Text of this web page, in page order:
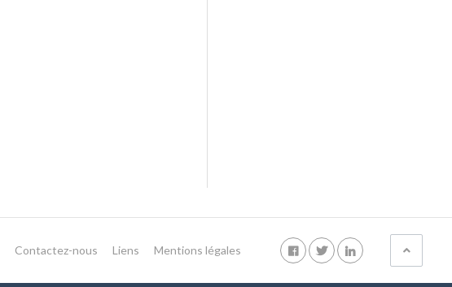
Contactez-nous Liens Mentions légales